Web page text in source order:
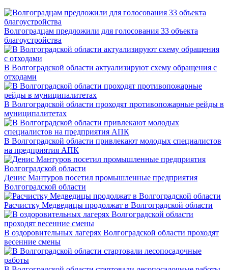
Волгоградцам предложили для голосования 33 объекта
благоустройства
В Волгоградской области актуализируют схему обращения с
отходами
В Волгоградской области проходят противопожарные рейды в
муниципалитетах
В Волгоградской области привлекают молодых специалистов
на предприятия АПК
Денис Мантуров посетил промышленные предприятия
Волгоградской области
Расчистку Медведицы продолжат в Волгоградской области
В оздоровительных лагерях Волгоградской области проходят
весенние смены